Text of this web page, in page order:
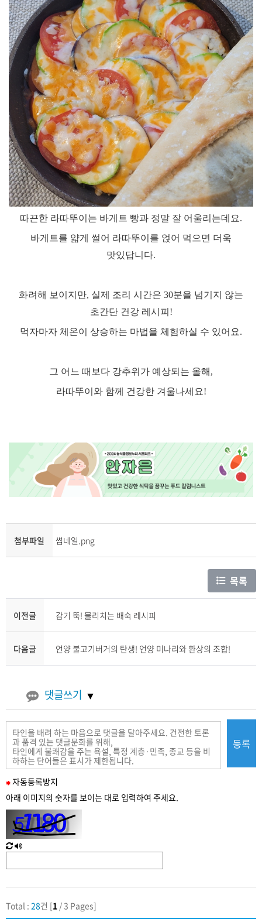
따끈한 라따뚜이는 바게트 빵과 정말 잘 어울리는데요.
바게트를 얇게 썰어 라따뚜이를 얹어 먹으면 더욱
맛있답니다.
화려해 보이지만, 실제 조리 시간은 30분을 넘기지 않는
초간단 건강 레시피 !
먹자마자 체온이 상승하는 마법을 체험하실 수 있어요.
그 어느 때보다 강추위가 예상되는 올해 ,
라따뚜이와 함께 건강한 겨울나세요!
첨부파일 썸네일.png
목록
이전글 감기 뚝! 물리치는 배숙 레시피
다음글 언양 불고기버거의 탄생! 언양 미나리와 환상의 조합!
댓글쓰기
필
수
력
자동등록방지
아래 이미지의 숫자를 보이는 대로 입력하여 주세요.
새
로
침
한
글
성
등록
Total : 28건 [1 / 3 Pages]